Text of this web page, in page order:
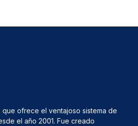
que ofrece el ventajoso sistema de
el año 2001. Fue creado